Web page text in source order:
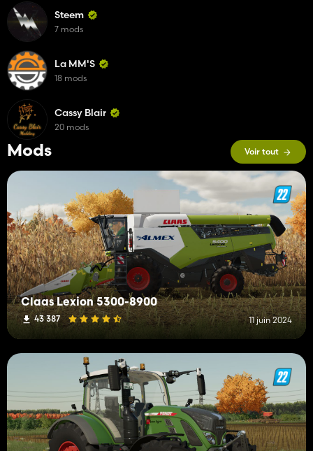
Mods Voir tout
Claas Lexion 5300-8900
43 387 11 juin 2024
Steem
7 mods
La MM'S
18 mods
Cassy Blair
20 mods